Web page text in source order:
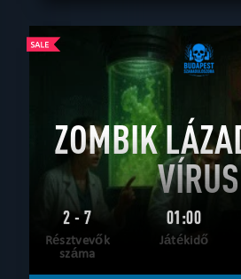
ZOMBIK
VÍRUS
2 - 7
Résztvevők
száma
01:00
Játékidő